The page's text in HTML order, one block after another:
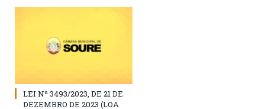
LEI Nº 3493/2023, DE 21 DE
DEZEMBRO DE 2023 (LOA